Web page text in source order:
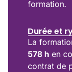
formation.
Durée et
La
578 h en
contrat de